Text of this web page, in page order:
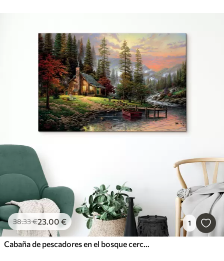
38.33€23.00 € 1
Cabaña de pescadores en el bosque cerca del arroyo